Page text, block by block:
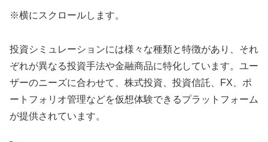
※横にスクロールします。
投資シミュレーションには様々な種類と特徴があり、それ
ぞれが異なる投資手法や金融商品に特化しています。ユー
ザーのニーズに合わせて、株式投資、投資信託、FX、ポ
ートフォリオ管理などを仮想体験できるプラットフォーム
が提供されています。